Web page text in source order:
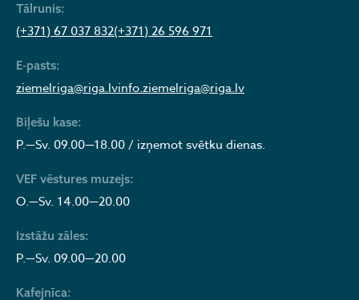
Tālrunis:
(+371) 67 037 832(+371) 26 596 971
E-pasts:
ziemelriga@riga.lvinfo.ziemelriga@riga.lv
Biļešu kase:
P.—Sv. 09.00—18.00 / izņemot svētku dienas.
VEF vēstures muzejs:
O.—Sv. 14.00—20.00
Izstāžu zāles:
P.—Sv. 09.00—20.00
Kafejnīca: